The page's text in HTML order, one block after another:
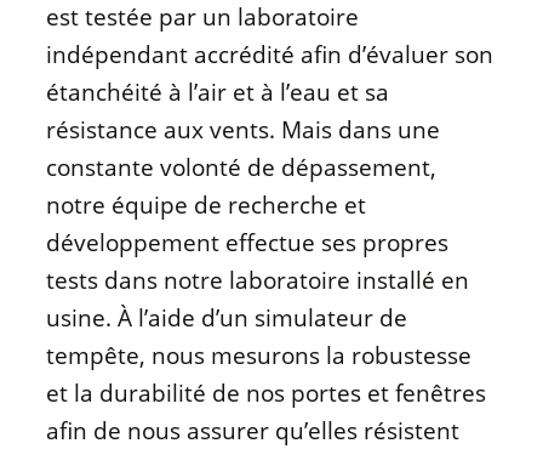
est testée par un laboratoire
indépendant accrédité afin d’évaluer son
étanchéité à l’air et à l’eau et sa
résistance aux vents. Mais dans une
constante volonté de dépassement,
notre équipe de recherche et
développement effectue ses propres
tests dans notre laboratoire installé en
usine. À l’aide d’un simulateur de
tempête, nous mesurons la robustesse
et la durabilité de nos portes et fenêtres
afin de nous assurer qu’elles résistent